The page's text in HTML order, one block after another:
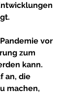
vor
zum
kann.
an, die
machen,